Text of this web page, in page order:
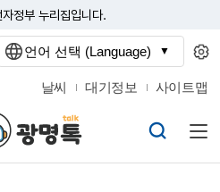
정부 누리집입니다.
날씨 대기정보 사이트맵
언어 선택 (Language)